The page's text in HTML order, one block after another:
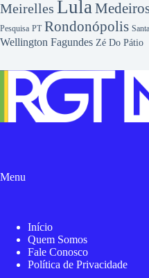
Meirelles Lula
Pesquisa PT Rondonópolis
Wellington Fagundes Zé Do Pátio
Menu
Início
Quem Somos
Fale Conosco
Política de Privacidade